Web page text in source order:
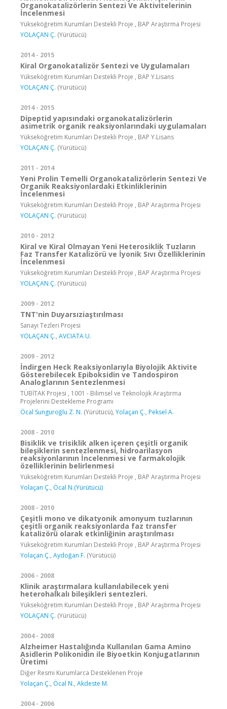
Organokatalizörlerin Sentezi Ve Aktivitelerinin
İncelenmesi
Yükseköğretim Kurumları Destekli Proje , BAP Araştırma Projesi
YOLAÇAN Ç. (Yürütücü)
2014 - 2015
Kiral Organokatalizör Sentezi ve Uygulamaları
Yükseköğretim Kurumları Destekli Proje , BAP Y.Lisans
YOLAÇAN Ç. (Yürütücü)
2014 - 2015
Dipeptid yapısındaki organokatalizörlerin
asimetrik organik reaksiyonlarındaki uygulamaları
Yükseköğretim Kurumları Destekli Proje , BAP Y.Lisans
YOLAÇAN Ç. (Yürütücü)
2011 - 2014
Yeni Prolin Temelli Organokatalizörlerin Sentezi Ve
Organik Reaksiyonlardaki Etkinliklerinin
İncelenmesi
Yükseköğretim Kurumları Destekli Proje , BAP Araştırma Projesi
YOLAÇAN Ç. (Yürütücü)
2010 - 2012
Kiral ve Kiral Olmayan Yeni Heterosiklik Tuzların
Faz Transfer Katalizörü ve İyonik Sıvı Özelliklerinin
İncelenmesi
Yükseköğretim Kurumları Destekli Proje , BAP Araştırma Projesi
YOLAÇAN Ç. (Yürütücü)
2009 - 2012
TNT'nin Duyarsıziaştırılması
Sanayi Tezleri Projesi
YOLAÇAN Ç., AVCIATA U.
2009 - 2012
İndirgen Heck Reaksiyonlarıyla Biyolojik Aktivite
Gösterebilecek Epiboksidin ve Tandospiron
Analoglarının Sentezlenmesi
TÜBİTAK Projesi , 1001 - Bilimsel ve Teknolojik Araştırma
Projelerini Destekleme Programı
Öcal Sunguroğlu Z. N. (Yürütücü), Yolaçan Ç., Peksel A.
2008 - 2010
Bisiklik ve trisiklik alken içeren çeşitli organik
bileşiklerin sentezlenmesi, hidroarilasyon
reaksiyonlarının İncelenmesi ve farmakolojik
özelliklerinin belirlenmesi
Yükseköğretim Kurumları Destekli Proje , BAP Araştırma Projesi
Yolaçan Ç., Öcal N.(Yürütücü)
2008 - 2010
Çeşitli mono ve dikatyonik amonyum tuzlarının
çeşitli organik reaksiyonlarda faz transfer
katalizörü olarak etkinliğinin araştırılması
Yükseköğretim Kurumları Destekli Proje , BAP Araştırma Projesi
Yolaçan Ç., Aydoğan F. (Yürütücü)
2006 - 2008
Klinik araştırmalara kullanılabilecek yeni
heterohalkalı bileşikleri sentezleri.
Yükseköğretim Kurumları Destekli Proje , BAP Araştırma Projesi
YOLAÇAN Ç. (Yürütücü)
2004 - 2008
Alzheimer Hastalığında Kullanılan Gama Amino
Asidlerin Polikonidin ile Biyoetkin Konjugatlarının
Üretimi
Diğer Resmi Kurumlarca Desteklenen Proje
Yolaçan Ç., Öcal N., Akdeste M.
2004 - 2006